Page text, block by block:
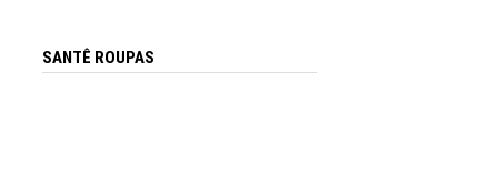
SANTÊ ROUPAS